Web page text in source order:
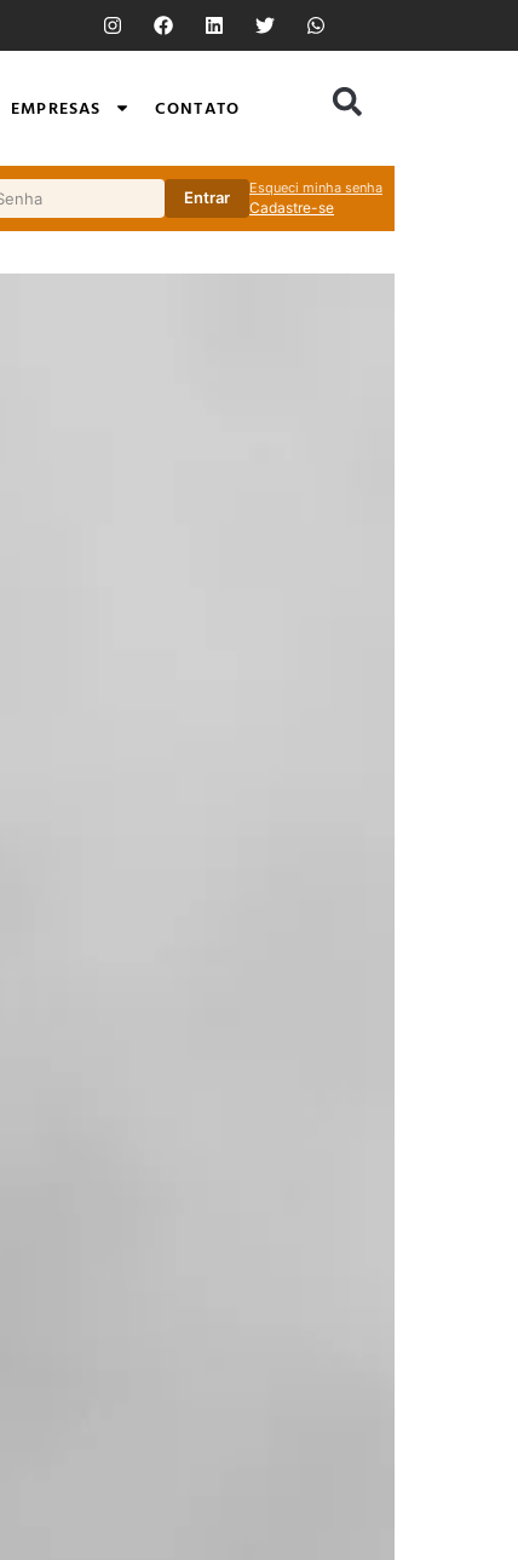
EMPRESAS CONTATO
Entrar
Esqueci minha senha
Cadastre-se